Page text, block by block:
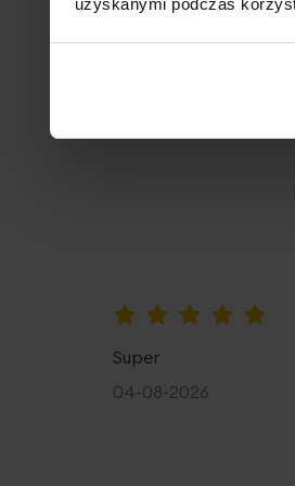
uzyskanymi podczas
Super
04-08-2026